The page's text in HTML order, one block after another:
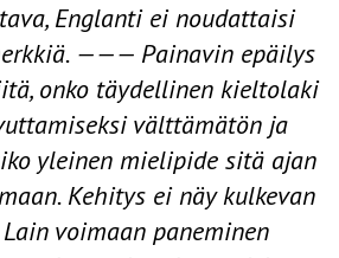
Englanti ei noudattaisi
——— Painavin epäilys
onko täydellinen kieltolaki
välttämätön ja
yleinen mielipide sitä ajan
Kehitys ei näy kulkevan
voimaan paneminen